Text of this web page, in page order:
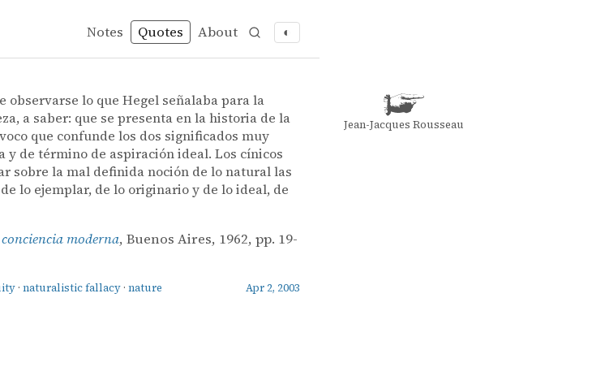
Notes Quotes About ◐
la conciencia moderna
observarse lo que Hegel señalaba para la
a saber: que se presenta en la historia de la
que confunde los dos significados muy
de término de aspiración ideal. Los cínicos
sobre la mal definida noción de lo natural las
lo ejemplar, de lo originario y de lo ideal, de
moderna, Buenos Aires, 1962, pp. 19-
· naturalistic fallacy · nature Apr 2, 2003
Jean-Jacques Rousseau